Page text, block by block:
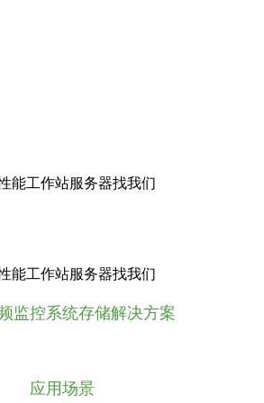
监控系统存储解决方案
应用场景